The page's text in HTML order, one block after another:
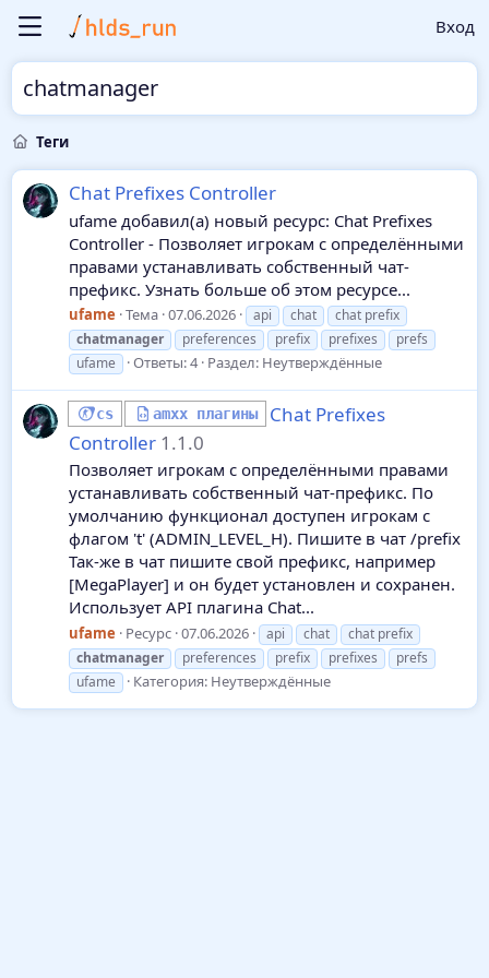
Вход
chatmanager
Теги
Chat Prefixes Controller
ufame добавил(а) новый ресурс: Chat Prefixes
Controller - Позволяет игрокам с определёнными
правами устанавливать собственный чат-
префикс. Узнать больше об этом ресурсе...
ufame Тема 07.06.2026 api chat
chat prefix
chatmanager
preferences prefix prefixes
prefs
ufame
Ответы: 4 Раздел: Неутверждённые
cs amxx плагины
Chat Prefixes
Controller 1.1.0
Позволяет игрокам с определёнными правами
устанавливать собственный чат-префикс. По
умолчанию функционал доступен игрокам с
флагом 't' (ADMIN_LEVEL_H). Пишите в чат /prefix
Так-же в чат пишите свой префикс, например
[MegaPlayer] и он будет установлен и сохранен.
Использует API плагина Chat...
ufame Ресурс 07.06.2026 api chat
chat prefix
chatmanager
preferences prefix prefixes
prefs
ufame
Категория: Неутверждённые